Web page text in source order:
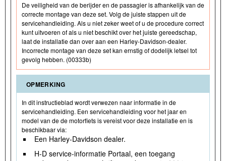
De veiligheid van de berijder en de passagier is afhankelijk van de
correcte montage van deze set. Volg de juiste stappen uit de
servicehandleiding. Als u niet zeker weet of u de procedure correct
kunt uitvoeren of als u niet beschikt over het juiste gereedschap,
laat de installatie dan over aan een Harley-Davidson-dealer.
Incorrecte montage van deze set kan ernstig of dodelijk letsel tot
gevolg hebben. (00333b)
OPMERKING
In dit instructieblad wordt verwezen naar informatie in de
servicehandleiding. Een servicehandleiding voor het jaar en
model van de de motorfiets is vereist voor deze installatie en is
beschikbaar via:
Een Harley-Davidson dealer.
H-D service-informatie Portaal, een toegang